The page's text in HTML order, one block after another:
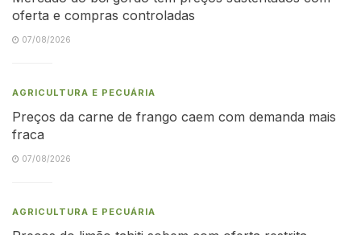
oferta e compras controladas
07/08/2026
AGRICULTURA E PECUÁRIA
Preços da carne de frango caem com demanda mais
fraca
07/08/2026
AGRICULTURA E PECUÁRIA